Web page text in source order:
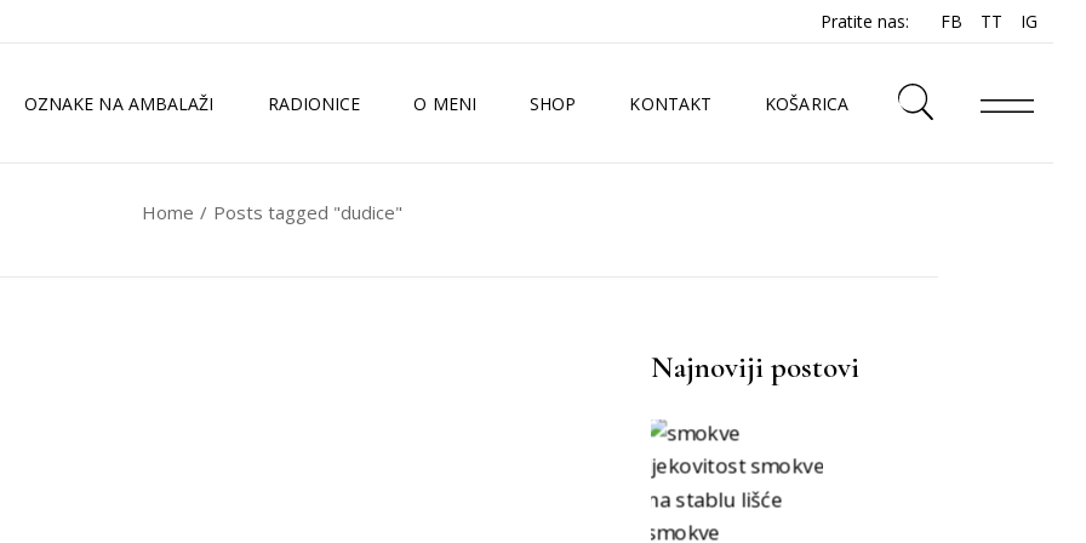
Pratite nas: FB TT IG
OZNAKE NA AMBALAŽI RADIONICE O MENI SHOP KONTAKT KOŠARICA
Home Posts tagged "dudice"
Najnoviji postovi